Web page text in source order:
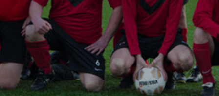
SPORTPARK GOED GENOEG
LIDMAATSCHAP
CONTACT